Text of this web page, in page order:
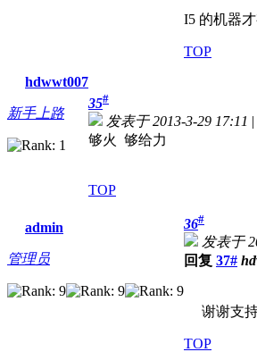
I5 的机器
TOP
hdwwt007
新手上路
35#
发表于 2013-3-29 17:11 |
够火 够给力
TOP
admin
管理员
36#
发表于
回复 37#
谢谢支
TOP